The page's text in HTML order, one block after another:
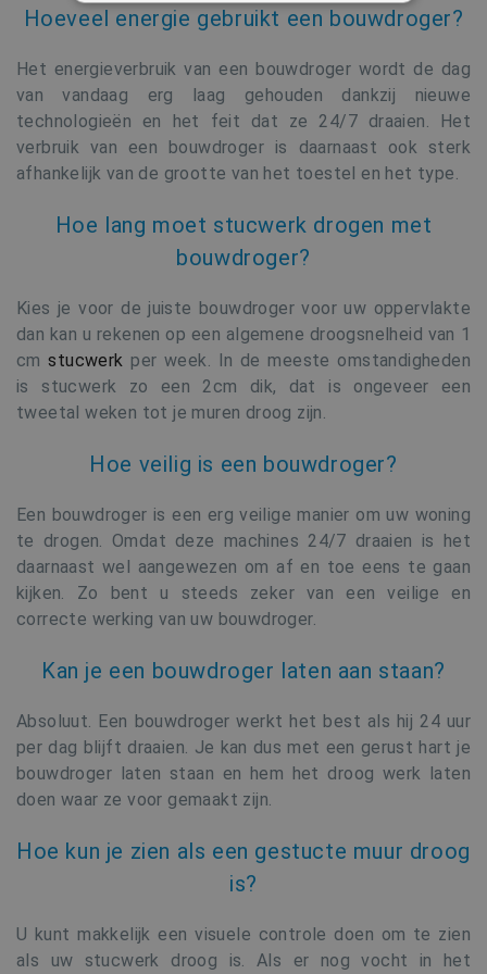
Hoeveel energie gebruikt een bouwdroger?
Het energieverbruik van een bouwdroger wordt de dag
van vandaag erg laag gehouden dankzij nieuwe
technologieën en het feit dat ze 24/7 draaien. Het
verbruik van een bouwdroger is daarnaast ook sterk
afhankelijk van de grootte van het toestel en het type.
Hoe lang moet stucwerk drogen met
bouwdroger?
Kies je voor de juiste bouwdroger voor uw oppervlakte
dan kan u rekenen op een algemene droogsnelheid van 1
cmstucwerk per week. In de meeste omstandigheden
is stucwerk zo een 2cm dik, dat is ongeveer een
tweetal weken tot je muren droog zijn.
Hoe veilig is een bouwdroger?
Een bouwdroger is een erg veilige manier om uw woning
te drogen. Omdat deze machines 24/7 draaien is het
daarnaast wel aangewezen om af en toe eens te gaan
kijken. Zo bent u steeds zeker van een veilige en
correcte werking van uw bouwdroger.
Kan je een bouwdroger laten aan staan?
Absoluut. Een bouwdroger werkt het best als hij 24 uur
per dag blijft draaien. Je kan dus met een gerust hart je
bouwdroger laten staan en hem het droog werk laten
doen waar ze voor gemaakt zijn.
Hoe kun je zien als een gestucte muur droog
is?
U kunt makkelijk een visuele controle doen om te zien
als uw stucwerk droog is. Als er nog vocht in het
STRIKT NOODZAKELIJK
FUNCTIONEEL
NIET-GECLASSIFICEERD
Strikt noodzakelijk
Prestatie
Targeting
Functioneel
Niet-geclassificeerd
Strikt noodzakelijke cookies maken de
kernfunctionaliteiten van de website mogelijk,
zoals gebruikersaanmelding en accountbeheer.
De website kan niet goed worden gebruikt
zonder de strikt noodzakelijke cookies.
VISITOR_PRIVACY_METADATA
YouTube
www.buildingdryer.be
Google Privacy Policy